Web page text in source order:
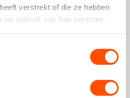
verstrekt of die ze hebben
uw gebruik van hun services.